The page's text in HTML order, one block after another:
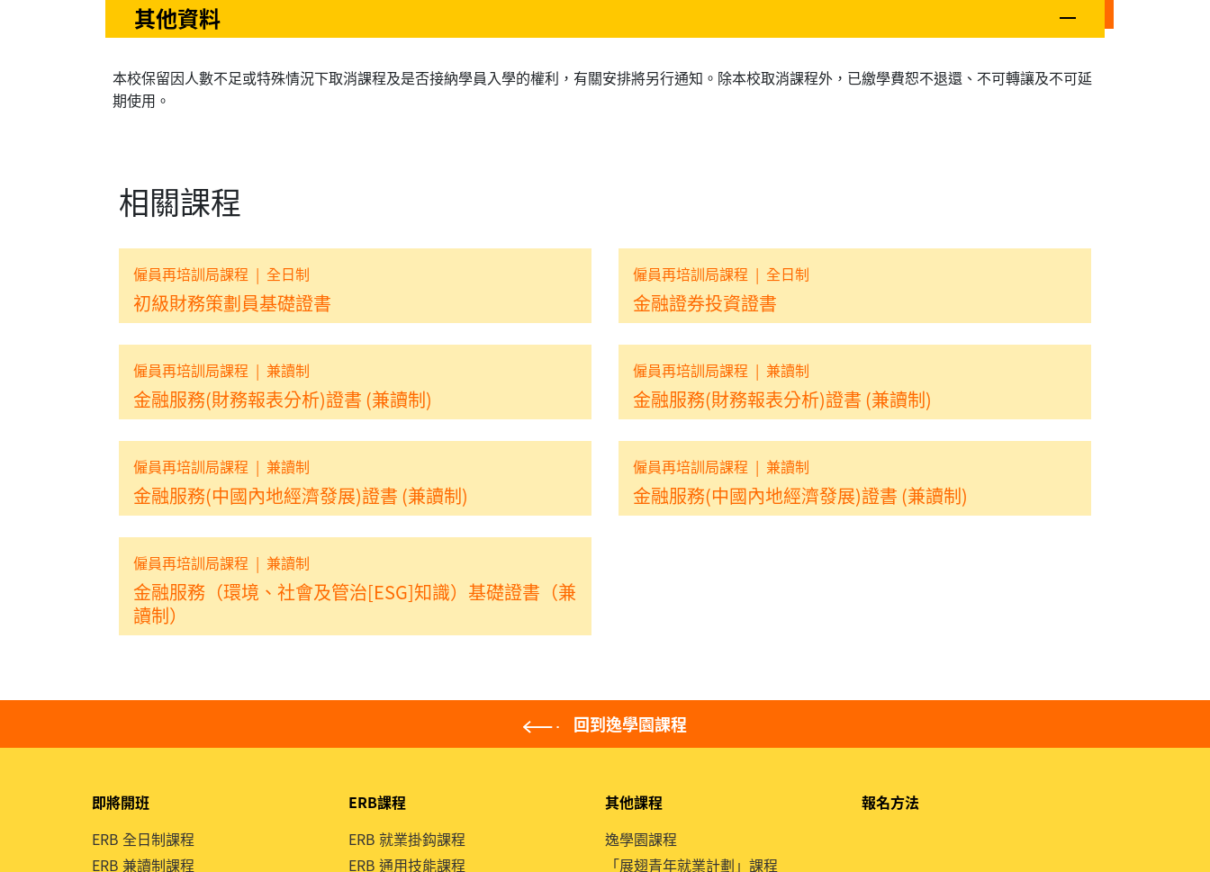
其他資料
本校保留因人數不足或特殊情況下取消課程及是否接納學員入學的權利，有關安排將另行通知。除本校取消課程外，已繳學費恕不退還、不可轉讓及不可延
期使用。
相關課程
僱員再培訓局課程 | 全日制
初級財務策劃員基礎證書
僱員再培訓局課程 | 全日制
金融證券投資證書
僱員再培訓局課程 | 兼讀制
金融服務(財務報表分析)證書 (兼讀制)
僱員再培訓局課程 | 兼讀制
金融服務(財務報表分析)證書 (兼讀制)
僱員再培訓局課程 | 兼讀制
金融服務(中國內地經濟發展)證書 (兼讀制)
僱員再培訓局課程 | 兼讀制
金融服務(中國內地經濟發展)證書 (兼讀制)
僱員再培訓局課程 | 兼讀制
金融服務（環境、社會及管治[ESG]知識）基礎證書（兼
讀制）
回到逸學園課程
即將開班
ERB 全日制課程
ERB 兼讀制課程
ERB課程
ERB 就業掛鈎課程
ERB 通用技能課程
其他課程
逸學園課程
「展翅青年就業計劃」課程
報名方法